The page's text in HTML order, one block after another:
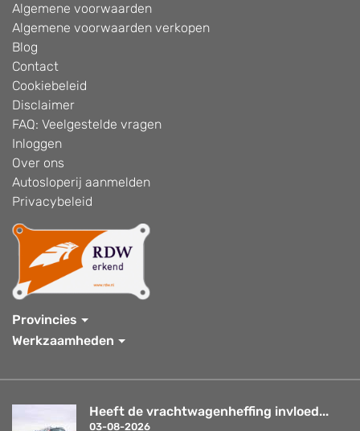
Algemene voorwaarden
Algemene voorwaarden verkopen
Blog
Contact
Cookiebeleid
Disclaimer
FAQ: Veelgestelde vragen
Inloggen
Over ons
Autosloperij aanmelden
Privacybeleid
Provincies
Werkzaamheden
Heeft de vrachtwagenheffing invloed...
03-08-2026